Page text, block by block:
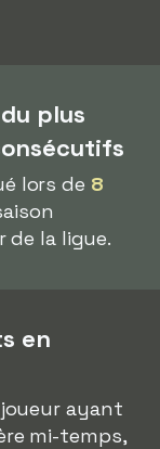
plus
lors de 8
de la ligue.
en
ayant
mi-temps,